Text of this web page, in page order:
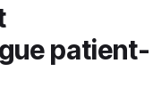
patient-